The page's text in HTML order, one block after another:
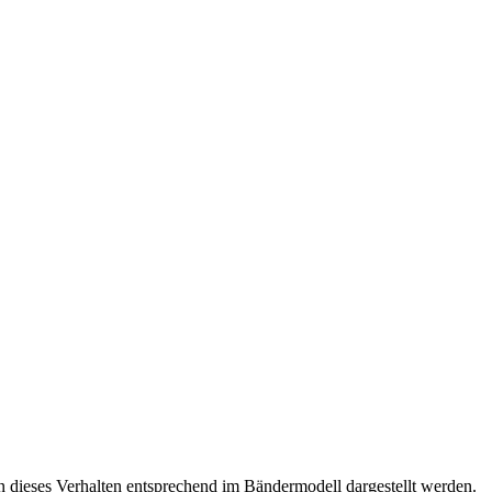
Verhalten entsprechend im Bändermodell dargestellt werden.